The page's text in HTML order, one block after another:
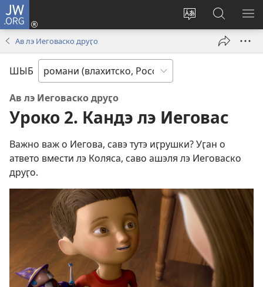
JW.ORG
Парув
Тэ
зажас
(открывается
Родэ
по
сайто
Ав лэ Иеговаско друӷо
ШЫБ
Ав лэ Иеговаско друӷо
Уроко 2. Кандэ лэ Иеговас
Важно важ о Иегова, савэ тутэ иӷрушки? Уӷан о
атвето вмести лэ Коляса, саво ашэля лэ Иеговаско
друӷо.